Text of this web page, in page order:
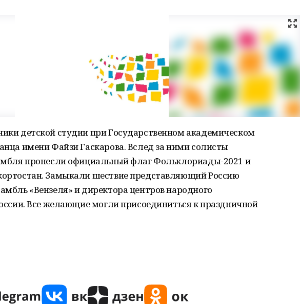
детской студии при Государственном академическом
имени Файзи Гаскарова. Вслед за ними солисты
пронесли официальный флаг Фольклориады-2021 и
Замыкали шествие представляющий Россию
«Вензеля» и директора центров народного
Все желающие могли присоединиться к праздничной